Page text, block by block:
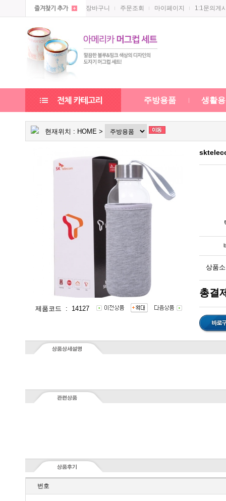
장바구니 주문조회 마이페이지 1:1문의게
주방용품 생활
현재위치 : HOME >
제품코드 : 14127
상품
총결
번호